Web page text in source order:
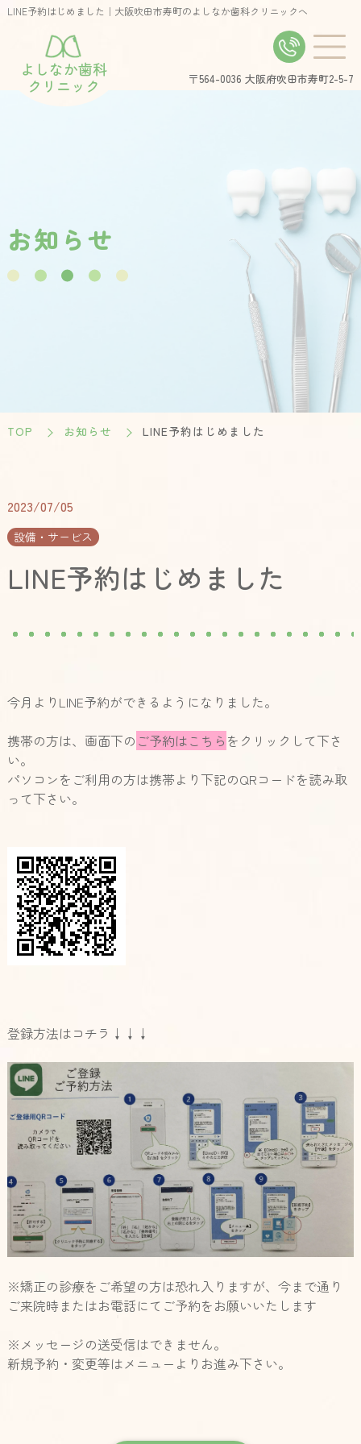
LINE予約はじめました｜大阪吹田市寿町のよしなか歯科クリニックへ
よしなか歯科
クリニック
〒564-0036 大阪府吹田市寿町2-5-7
お知 らせ
TOP お知らせ LINE予約はじめました
2023/07/05
設備・サービス
LINE予約はじめました
今月よりLINE予約ができるようになりました。
携帯の方は、画面下の ご予約はこちら をクリックして下さ
い。
パソコンをご利用の方は携帯より下記のQRコードを読み取
って下さい。
登録方法はコチラ↓↓↓
※矯正の診療をご希望の方は恐れ入りますが、今まで通り
ご来院時またはお電話にてご予約をお願いいたします
※メッセージの送受信はできません。
新規予約・変更等はメニューよりお進み下さい。